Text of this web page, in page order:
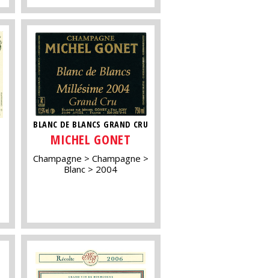
BLANC DE BLANCS GRAND CRU
MICHEL GONET
Champagne
Champagne
Blanc
2004